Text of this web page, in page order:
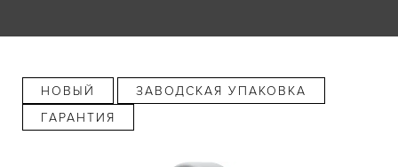
НОВЫЙ
ЗАВОДСКАЯ УПАКОВКА
ГАРАНТИЯ